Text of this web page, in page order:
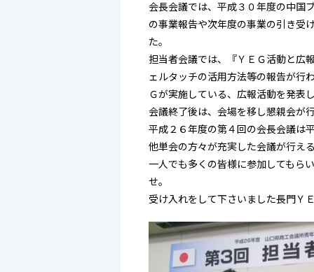
会長会議では、平成３０年度の中国
の事業報告や次年度の事業の引き受
た。
担当者会議では、『ＹＥＧ活動と広
ェルタッチの活用方法等の報告が行
Ｇが実施している、広報活動を発表
会議終了後は、会場を移し懇親会が
平成２６年度の第４回の会長会議は
他単会の方々が充実した会議が行え
一人でも多くの皆様に参加してもら
せ。
受け入れをして下さいました長門Ｙ